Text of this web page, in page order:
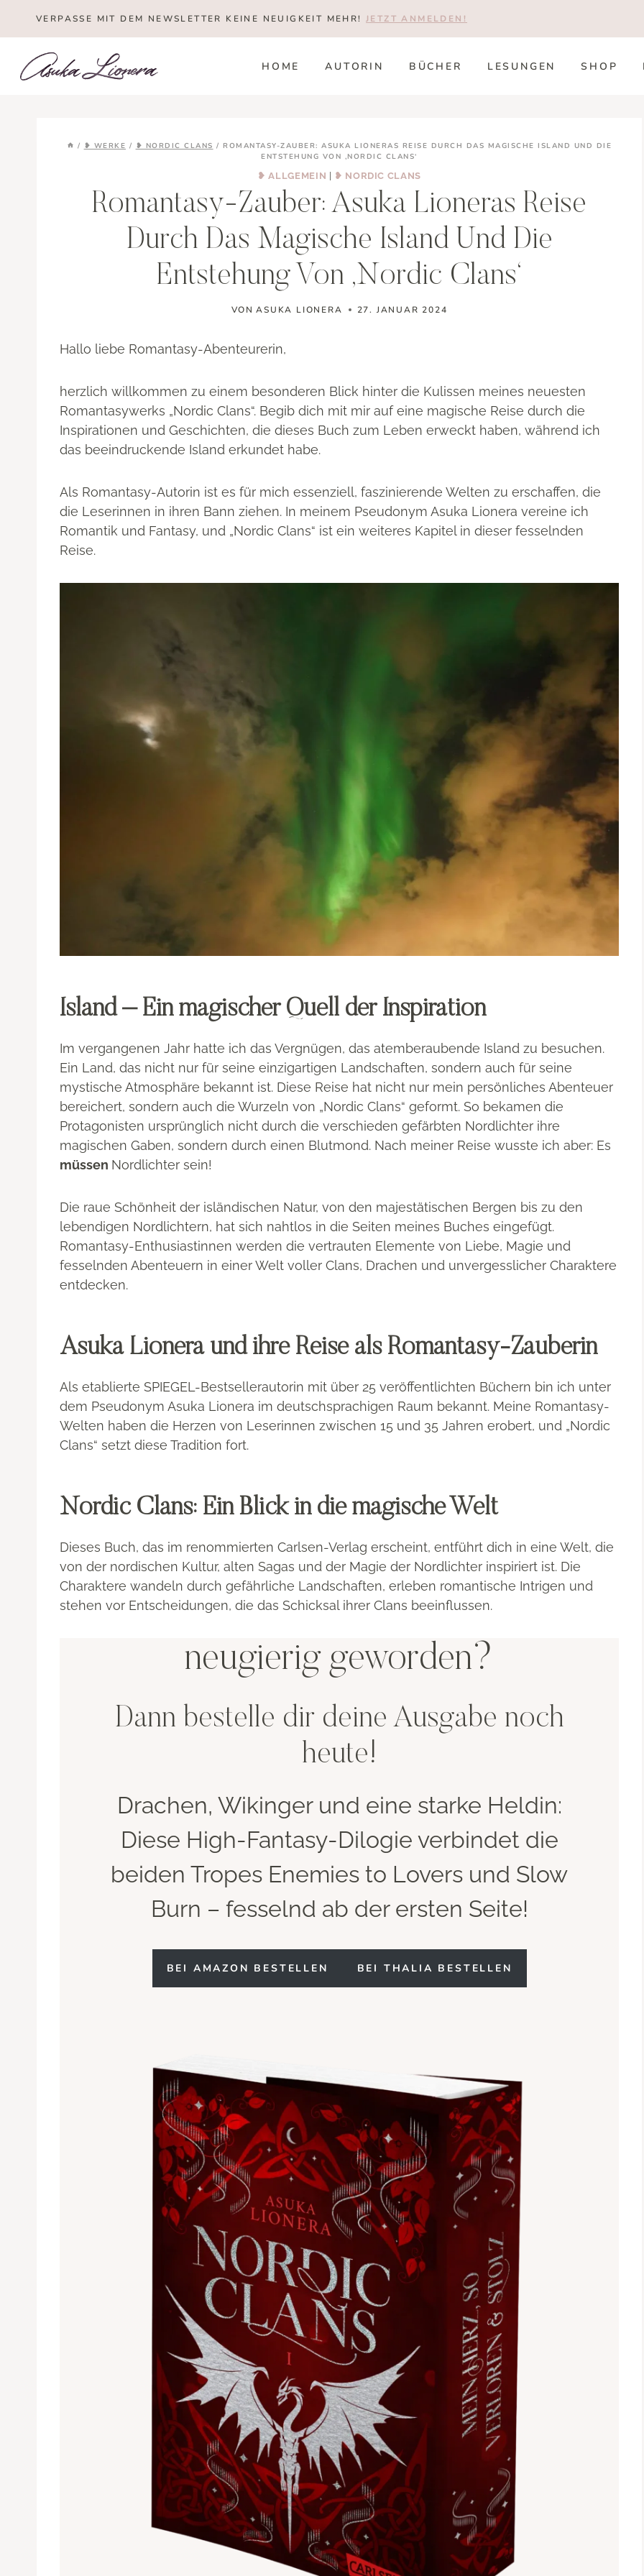
VERPASSE MIT DEM NEWSLETTER KEINE NEUIGKEIT MEHR!JETZT ANMELDEN!
HOME AUTORIN BÜCHER LESUNGEN SHOP
/ ❥ WERKE / ❥ NORDIC CLANS / ROMANTASY-ZAUBER: ASUKA LIONERAS REISE DURCH DAS MAGISCHE ISLAND UND DIE
ENTSTEHUNG VON ‚NORDIC CLANS‘
❥ ALLGEMEIN ❥ NORDIC CLANS
Romantasy-Zauber: Asuka Lioneras Reise
Durch Das Magische Island Und Die
Entstehung Von ‚Nordic Clans‘
VON ASUKA LIONERA 27. JANUAR 2024
Hallo liebe Romantasy-Abenteurerin,
herzlich willkommen zu einem besonderen Blick hinter die Kulissen meines neuesten
Romantasywerks „Nordic Clans“. Begib dich mit mir auf eine magische Reise durch die
Inspirationen und Geschichten, die dieses Buch zum Leben erweckt haben, während ich
das beeindruckende Island erkundet habe.
Als Romantasy-Autorin ist es für mich essenziell, faszinierende Welten zu erschaffen, die
die Leserinnen in ihren Bann ziehen. In meinem Pseudonym Asuka Lionera vereine ich
Romantik und Fantasy, und „Nordic Clans“ ist ein weiteres Kapitel in dieser fesselnden
Reise.
Island – Ein magischer Quell der Inspiration
Im vergangenen Jahr hatte ich das Vergnügen, das atemberaubende Island zu besuchen.
Ein Land, das nicht nur für seine einzigartigen Landschaften, sondern auch für seine
mystische Atmosphäre bekannt ist. Diese Reise hat nicht nur mein persönliches Abenteuer
bereichert, sondern auch die Wurzeln von „Nordic Clans“ geformt. So bekamen die
Protagonisten ursprünglich nicht durch die verschieden gefärbten Nordlichter ihre
magischen Gaben, sondern durch einen Blutmond. Nach meiner Reise wusste ich aber: Es
müssen Nordlichter sein!
Die raue Schönheit der isländischen Natur, von den majestätischen Bergen bis zu den
lebendigen Nordlichtern, hat sich nahtlos in die Seiten meines Buches eingefügt.
Romantasy-Enthusiastinnen werden die vertrauten Elemente von Liebe, Magie und
fesselnden Abenteuern in einer Welt voller Clans, Drachen und unvergesslicher Charaktere
entdecken.
Asuka Lionera und ihre Reise als Romantasy-Zauberin
Als etablierte SPIEGEL-Bestsellerautorin mit über 25 veröffentlichten Büchern bin ich unter
dem Pseudonym Asuka Lionera im deutschsprachigen Raum bekannt. Meine Romantasy-
Welten haben die Herzen von Leserinnen zwischen 15 und 35 Jahren erobert, und „Nordic
Clans“ setzt diese Tradition fort.
Nordic Clans: Ein Blick in die magische Welt
Dieses Buch, das im renommierten Carlsen-Verlag erscheint, entführt dich in eine Welt, die
von der nordischen Kultur, alten Sagas und der Magie der Nordlichter inspiriert ist. Die
Charaktere wandeln durch gefährliche Landschaften, erleben romantische Intrigen und
stehen vor Entscheidungen, die das Schicksal ihrer Clans beeinflussen.
neugierig geworden?
Dann bestelle dir deine Ausgabe noch
heute!
Drachen, Wikinger und eine starke Heldin:
Diese High-Fantasy-Dilogie verbindet die
beiden Tropes Enemies to Lovers und Slow
Burn – fesselnd ab der ersten Seite!
BEI AMAZON BESTELLEN BEI THALIA BESTELLEN